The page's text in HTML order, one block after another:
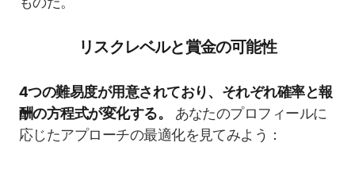
リスクレベルと賞金の可能性
4つの難易度が用意されており、それぞれ確率と報
酬の方程式が変化する。
あなたのプロフィールに
応じたアプローチの最適化を見てみよう：